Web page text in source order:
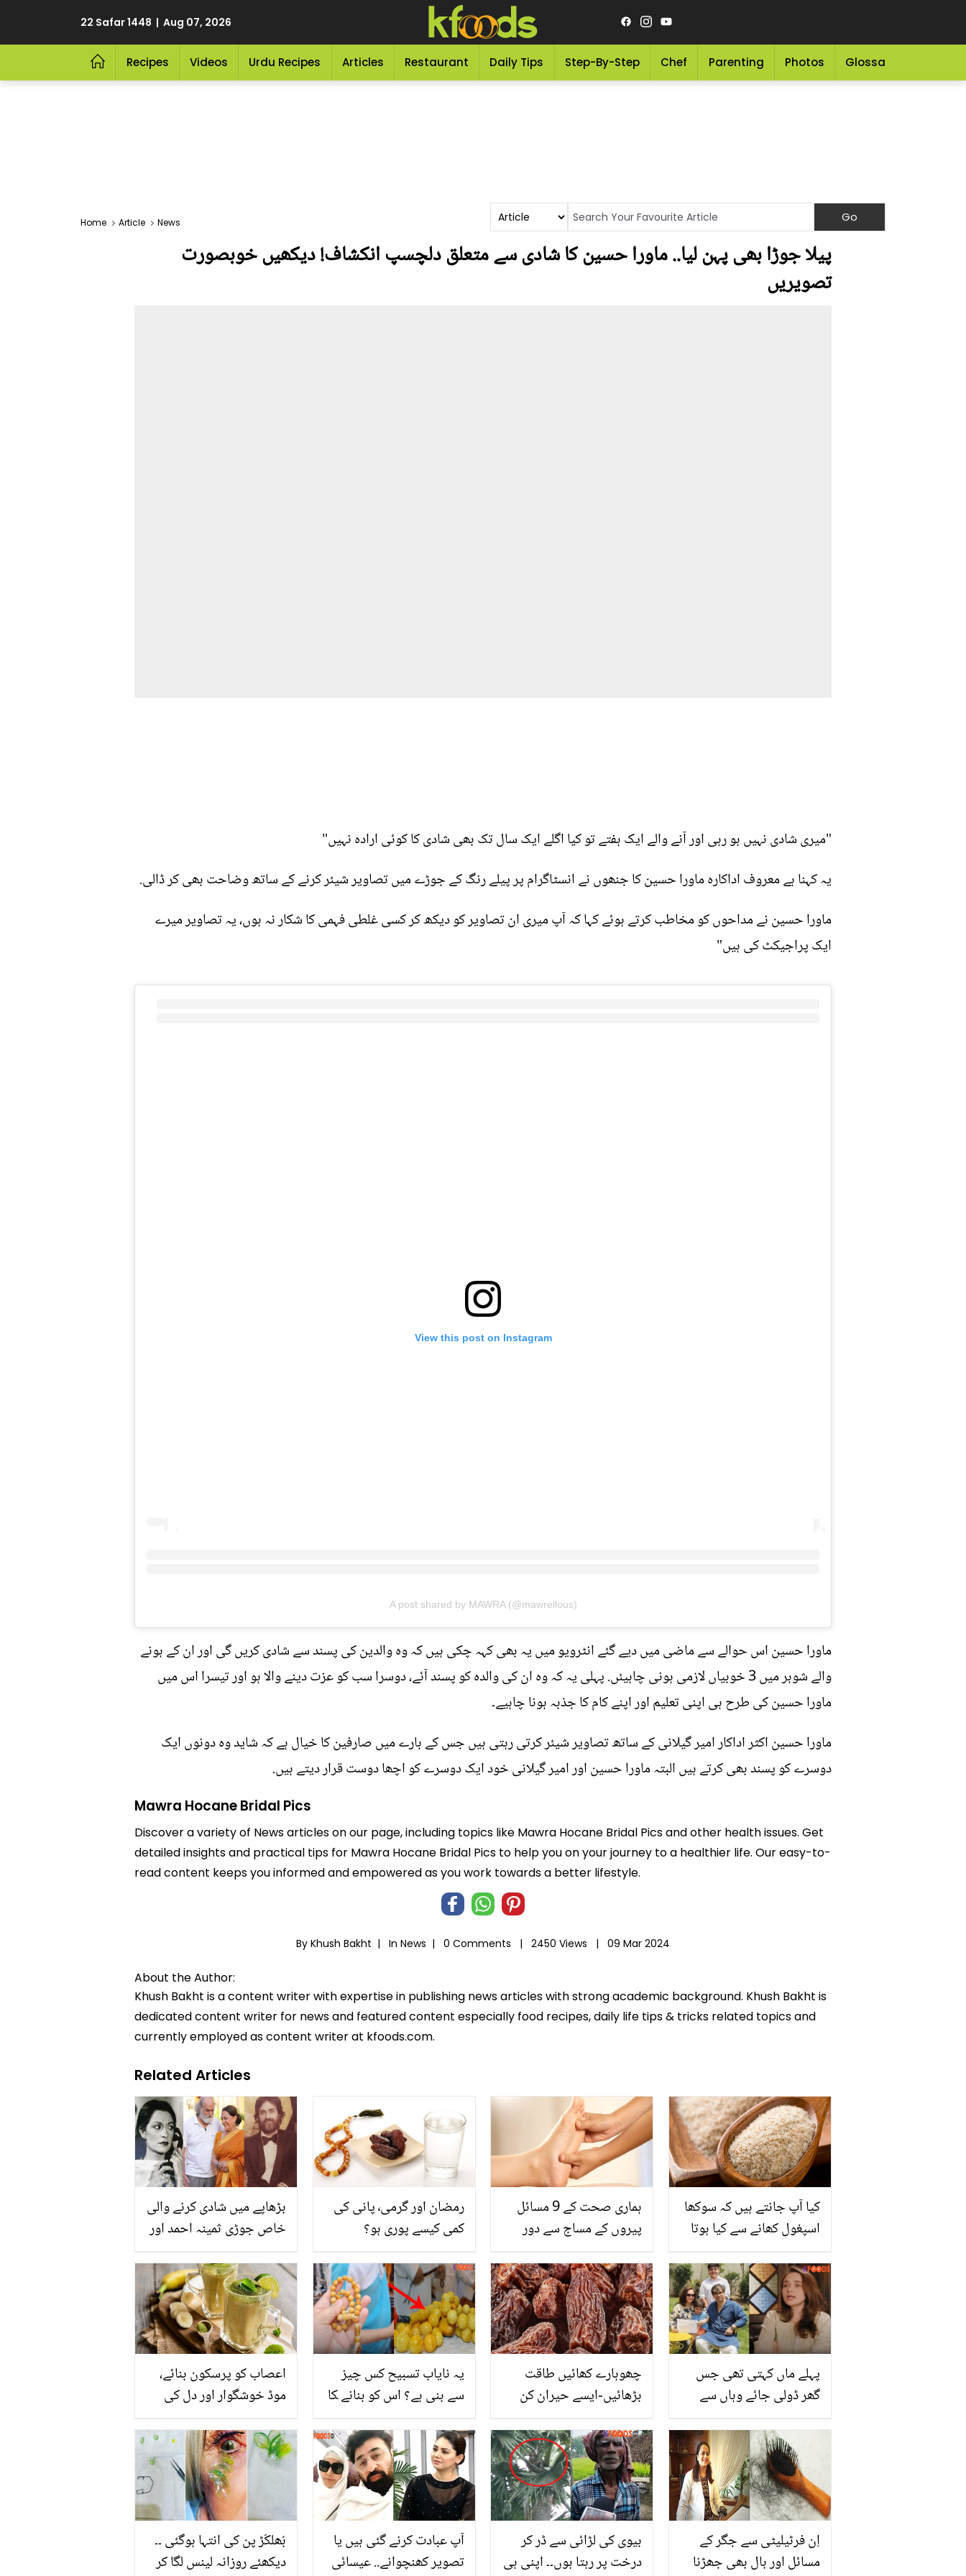
22 Safar 1448 | Aug 07, 2026
Recipes Videos Urdu Recipes Articles Restaurant Daily Tips Step-By-Step Chef Parenting Photos Glossary
Home Article News
پیلا جوڑا بھی پہن لیا.. ماورا حسین کا شادی سے متعلق دلچسپ انکشاف! دیکھیں خوبصورت
تصویریں
"میری شادی نہیں ہو رہی اور آنے والے ایک ہفتے تو کیا اگلے ایک سال تک بھی شادی کا کوئی ارادہ نہیں"
یہ کہنا ہے معروف اداکارہ ماورا حسین کا جنھوں نے انسٹاگرام پر پیلے رنگ کے جوڑے میں تصاویر شیئر کرنے کے ساتھ وضاحت بھی کر ڈالی.
ماورا حسین نے مداحوں کو مخاطب کرتے ہوئے کہا کہ آپ میری ان تصاویر کو دیکھ کر کسی غلطی فہمی کا شکار نہ ہوں، یہ تصاویر میرے
ایک پراجیکٹ کی ہیں"
View this post on Instagram
A post shared by MAWRA (@mawrellous)
ماورا حسین اس حوالے سے ماضی میں دیے گئے انٹرویو میں یہ بھی کہہ چکی ہیں کہ وہ والدین کی پسند سے شادی کریں گی اور ان کے ہونے
والے شوہر میں 3 خوبیاں لازمی ہونی چاہیئں. پہلی یہ کہ وہ ان کی والدہ کو پسند آئے، دوسرا سب کو عزت دینے والا ہو اور تیسرا اس میں
ماورا حسین کی طرح ہی اپنی تعلیم اور اپنے کام کا جذبہ ہونا چاہیے۔
ماورا حسین اکثر اداکار امیر گیلانی کے ساتھ تصاویر شیئر کرتی رہتی ہیں جس کے بارے میں صارفین کا خیال ہے کہ شاید وہ دونوں ایک
دوسرے کو پسند بھی کرتے ہیں البتہ ماورا حسین اور امیر گیلانی خود ایک دوسرے کو اچھا دوست قرار دیتے ہیں.
Mawra Hocane Bridal Pics
Discover a variety of News articles on our page, including topics like Mawra Hocane Bridal Pics and other health issues. Get
detailed insights and practical tips for Mawra Hocane Bridal Pics to help you on your journey to a healthier life. Our easy-to-
read content keeps you informed and empowered as you work towards a better lifestyle.
By Khush Bakht | In News | 0 Comments | 2450 Views | 09 Mar 2024
About the Author:
Khush Bakht is a content writer with expertise in publishing news articles with strong academic background. Khush Bakht is
dedicated content writer for news and featured content especially food recipes, daily life tips & tricks related topics and
currently employed as content writer at kfoods.com.
Related Articles
بڑھاپے میں شادی کرنے والی
خاص جوڑی ثمینہ احمد اور
کی اندیکھی تصاویر جو
اس سے پہلے آپ نے بھی
نہیں دیکھی ہوں گی
رمضان اور گرمی٬ پانی کی
کمی کیسے پوری ہو؟
ہماری صحت کے 9 مسائل
پیروں کے مساج سے دور
کیا آپ جانتے ہیں کہ سوکھا
اسپغول کھانے سے کیا ہوتا
حیرت انگیز فوائد جو آپ
دیں آپ کو بہترین نتائج
اعصاب کو پرسکون بنائے،
موڈ خوشگوار اور دل کی
کی چائے بےخوابی کا سستا
اور آزمودہ نسخہ
یہ نایاب تسبیح کس چیز
سے بنی ہے؟ اس کو بنانے ‍کا
حیران رہ جائیں گے
چھوہارے کھائیں طاقت
بڑھائیں-ایسے حیران کن
ہیں
پہلے ماں کہتی تھی جس
گھر ڈولی جائے وہاں سے
سے گزرنے والی جگن کاظم
کی شادی شدہ جوڑوں پر
کڑی تنقید
بُھلکّڑ پن کی انتہا ہوگئی ۔۔
دیکھئے روزانہ لینس لگا کر
آپ عبادت کرنے گئی ہیں یا
تصویر کھنچوانے.. عیسائی
بیوی کی لڑائی سے ڈر کر
درخت پر رہتا ہوں۔۔ اپنی ہی
اِن فرٹیلیٹی سے جگر کے
مسائل اور بال بھی جھڑنا